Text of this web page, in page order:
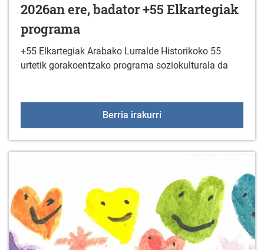
2026an ere, badator +55 Elkartegiak
programa
+55 Elkartegiak Arabako Lurralde Historikoko 55
urtetik gorakoentzako programa soziokulturala da
Berria irakurri